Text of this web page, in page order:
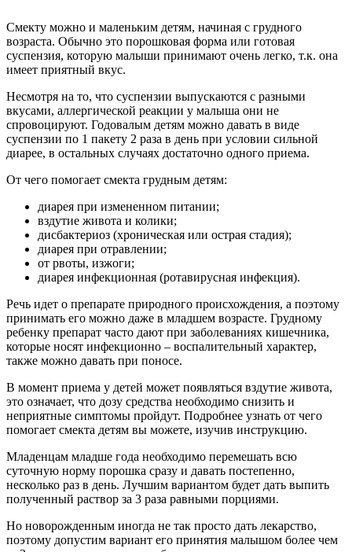
Смекту можно и маленьким детям, начиная с грудного
возраста. Обычно это порошковая форма или готовая
суспензия, которую малыши принимают очень легко, т.к. она
имеет приятный вкус.
Несмотря на то, что суспензии выпускаются с разными
вкусами, аллергической реакции у малыша они не
спровоцируют. Годовалым детям можно давать в виде
суспензии по 1 пакету 2 раза в день при условии сильной
диарее, в остальных случаях достаточно одного приема.
От чего помогает смекта грудным детям:
диарея при измененном питании;
вздутие живота и колики;
дисбактериоз (хроническая или острая стадия);
диарея при отравлении;
от рвоты, изжоги;
диарея инфекционная (ротавирусная инфекция).
Речь идет о препарате природного происхождения, а поэтому
принимать его можно даже в младшем возрасте. Грудному
ребенку препарат часто дают при заболеваниях кишечника,
которые носят инфекционно – воспалительный характер,
также можно давать при поносе.
В момент приема у детей может появляться вздутие живота,
это означает, что дозу средства необходимо снизить и
неприятные симптомы пройдут. Подробнее узнать от чего
помогает смекта детям вы можете, изучив инструкцию.
Младенцам младше года необходимо перемешать всю
суточную норму порошка сразу и давать постепенно,
несколько раз в день. Лучшим вариантом будет дать выпить
полученный раствор за 3 раза равными порциями.
Но новорожденным иногда не так просто дать лекарство,
поэтому допустим вариант его принятия малышом более чем